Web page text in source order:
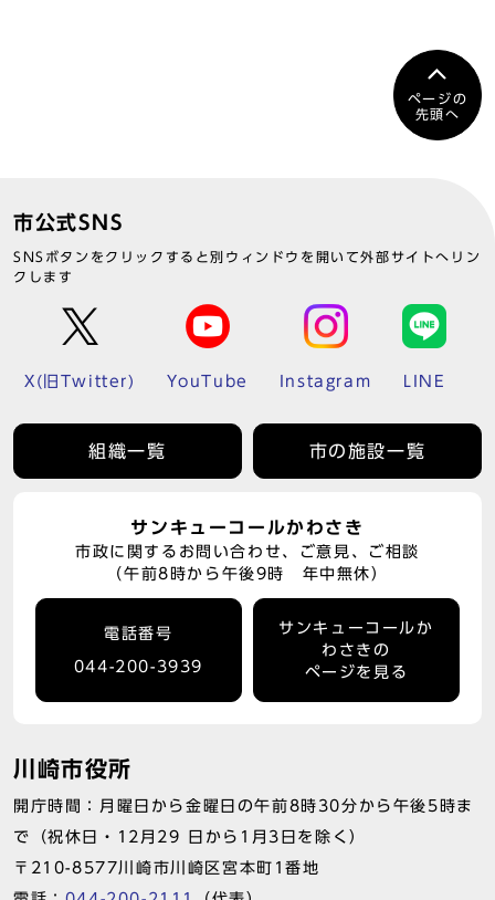
ページの
先頭へ
市公式SNS
SNSボタンをクリックすると別ウィンドウを開いて外部サイトへリン
クします
X(旧Twitter) YouTube Instagram LINE
組織一覧 市の施設一覧
サンキューコールかわさき
市政に関するお問い合わせ、ご意見、ご相談
（午前8時から午後9時 年中無休）
電話番号
044-200-3939
サンキューコールか
わさきの
ページを見る
川崎市役所
開庁時間：月曜日から金曜日の午前8時30分から午後5時ま
で（祝休日・12月29 日から1月3日を除く）
〒210-8577川崎市川崎区宮本町1番地